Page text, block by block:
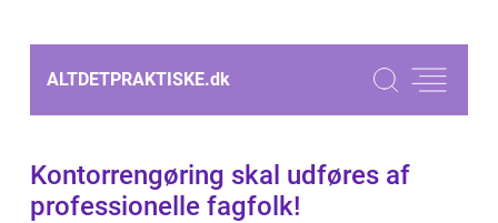
ALTDETPRAKTISKE.dk
Kontorrengøring skal udføres af
professionelle fagfolk!